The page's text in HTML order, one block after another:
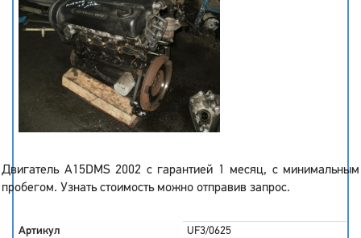
Двигатель A15DMS 2002 с гарантией 1 месяц, с минимальным
пробегом. Узнать стоимость можно отправив запрос.
Артикул
UF3/0625